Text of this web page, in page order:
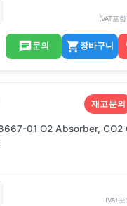
(VAT포
문의 장바구니
재고문의
01 O2 Absorber, CO2
(VAT